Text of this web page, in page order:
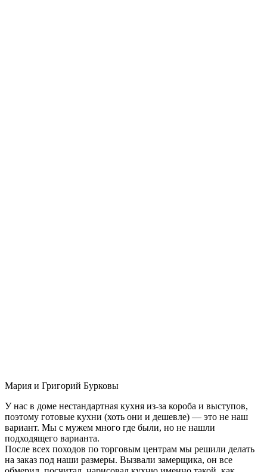
Мария и Григорий Бурковы
У нас в доме нестандартная кухня из-за короба и выступов,
поэтому готовые кухни (хоть они и дешевле) — это не наш
вариант. Мы с мужем много где были, но не нашли
подходящего варианта.
После всех походов по торговым центрам мы решили делать
на заказ под наши размеры. Вызвали замерщика, он все